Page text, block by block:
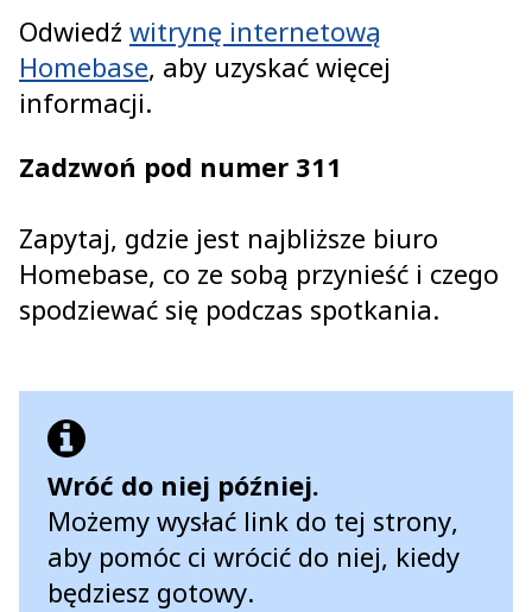
Odwiedź witrynę internetową
Homebase, aby uzyskać więcej
informacji.
Zadzwoń pod numer 311
Zapytaj, gdzie jest najbliższe biuro
Homebase, co ze sobą przynieść i czego
spodziewać się podczas spotkania.
Wróć do niej później.
Możemy wysłać link do tej strony,
aby pomóc ci wrócić do niej, kiedy
będziesz gotowy.